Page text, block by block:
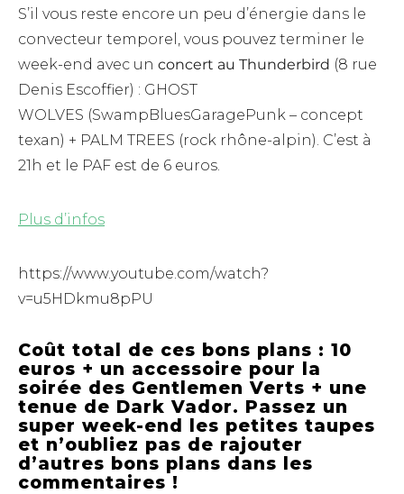
S’il vous reste encore un peu d’énergie dans le
convecteur temporel, vous pouvez terminer le
week-end avec un concert au Thunderbird (8 rue
Denis Escoffier) : GHOST
WOLVES (SwampBluesGaragePunk – concept
texan) + PALM TREES (rock rhône-alpin). C’est à
21h et le PAF est de 6 euros.
Plus d’infos
https://www.youtube.com/watch?
v=u5HDkmu8pPU
Coût total de ces bons plans : 10
euros + un accessoire pour la
soirée des Gentlemen Verts + une
tenue de Dark Vador. Passez un
super week-end les petites taupes
et n’oubliez pas de rajouter
d’autres bons plans dans les
commentaires !